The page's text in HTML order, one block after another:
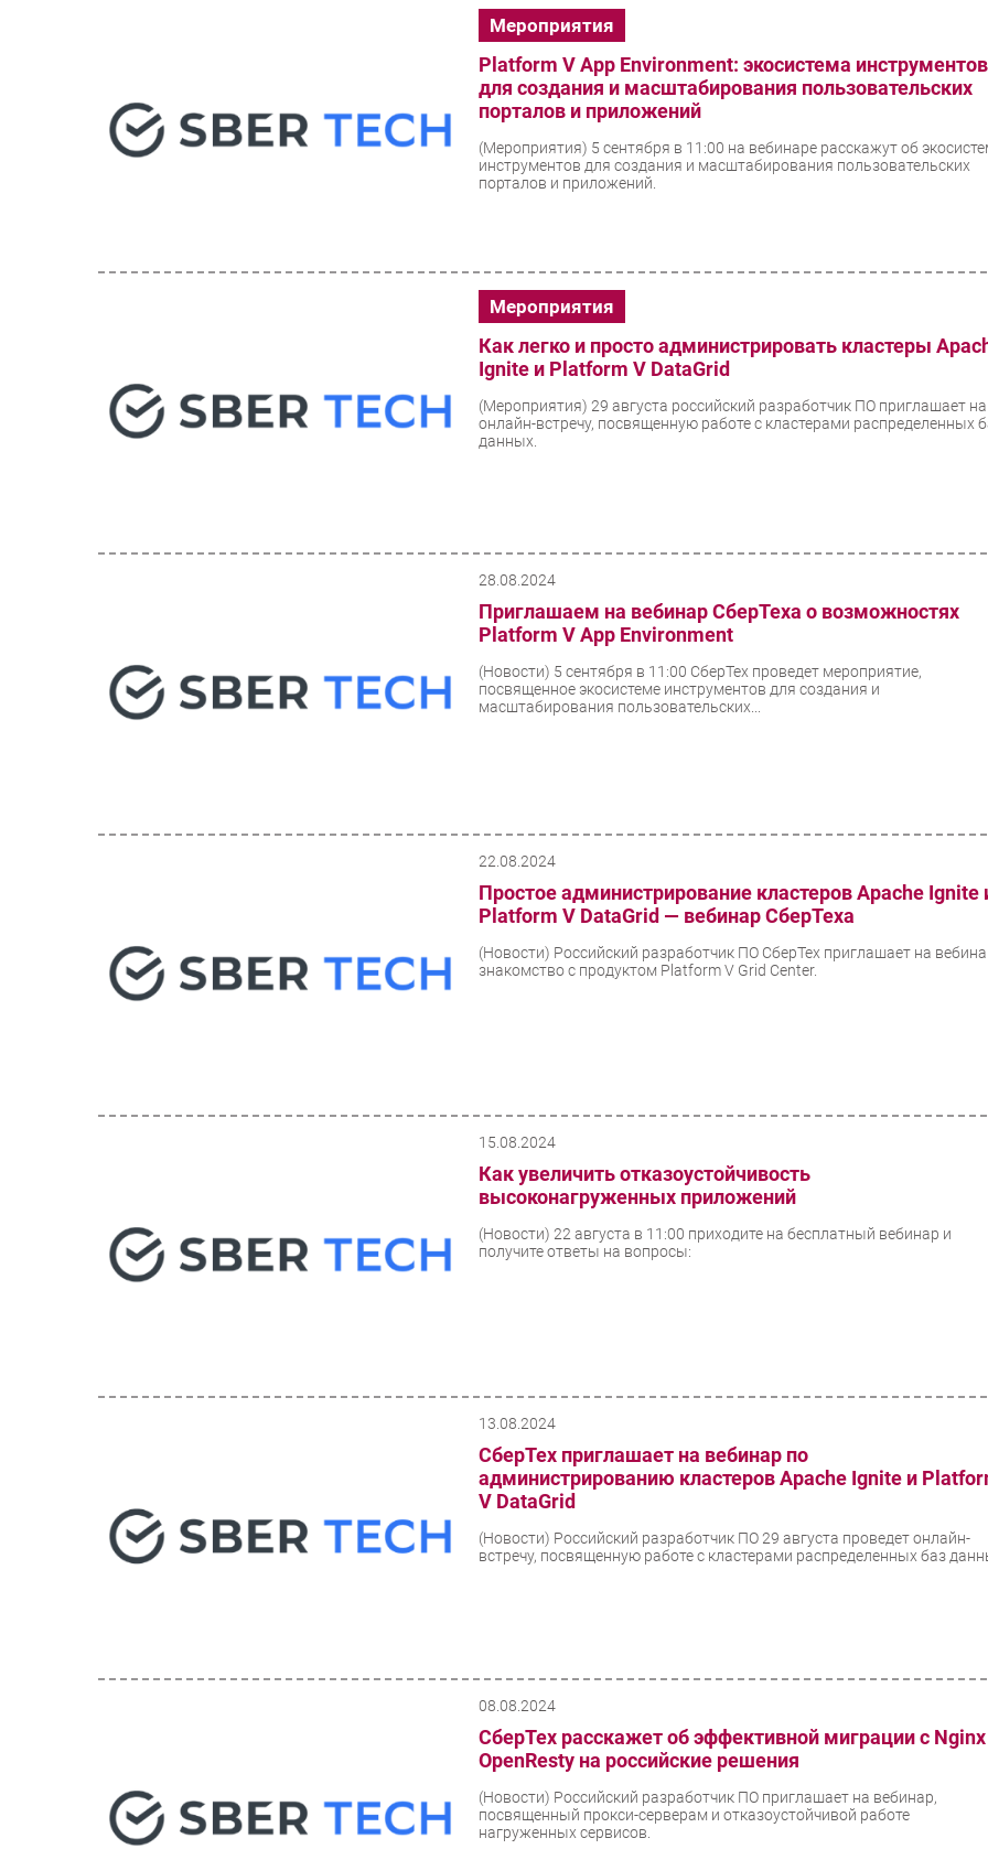
Мероприятия
Platform V App Environment: экосистема инструментов
для создания и масштабирования пользовательских
порталов и приложений
(Мероприятия) 5 сентября в 11:00 на вебинаре расскажут об
инструментов для создания и масштабирования пользовательских
порталов и приложений.
Мероприятия
Как легко и просто администрировать кластеры
Ignite и Platform V DataGrid
(Мероприятия)29 августа российский разработчик ПО приглашает на
онлайн-встречу, посвященную работе с кластерами распределенных
данных.
28.08.2024
Приглашаем на вебинар СберТеха о возможностях
Platform V App Environment
(Новости) 5 сентября в 11:00 СберТех проведет мероприятие,
посвященное экосистеме инструментов для создания и
масштабирования пользовательских...
22.08.2024
Простое администрирование кластеров Apache Ignite
Platform V DataGrid — вебинар СберТеха
(Новости) Российский разработчик ПО СберТех приглашает на
знакомство с продуктом Platform V Grid Center.
15.08.2024
Как увеличить отказоустойчивость
высоконагруженных приложений
(Новости)22 августа в 11:00 приходите на бесплатный вебинар и
получите ответы на вопросы:
13.08.2024
СберТех приглашает на вебинар по
администрированию кластеров Apache Ignite и
V DataGrid
(Новости) Российский разработчик ПО 29 августа проведет онлайн-
встречу, посвященную работе с кластерами распределенных баз
08.08.2024
СберТех расскажет об эффективной миграции с
OpenResty на российские решения
(Новости) Российский разработчик ПО приглашает на вебинар,
посвященный прокси-серверам и отказоустойчивой работе
нагруженных сервисов.